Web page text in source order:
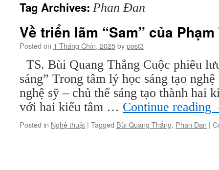
Tag Archives: Phan Đan
Về triển lãm “Sam” của
Posted on 1 Tháng Chín, 2025bypost3
TS. Bùi Quang Thắng Cuộc phiêu
sáng” Trong tâm lý học sáng tạo
nghệ sỹ – chủ thể sáng tạo thành hai
với hai kiểu tâm … Continue reading
Posted in Nghệ thuật | Tagged Bùi Quang Thắng, Phan Đan |